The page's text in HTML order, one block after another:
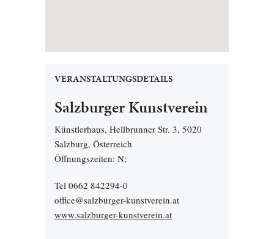
VERANSTALTUNGSDETAILS
Salzburger Kunstverein
Künstlerhaus, Hellbrunner Str. 3, 5020
Salzburg, Österreich
Öffnungszeiten: N;
Tel 0662 842294-0
office@salzburger-kunstverein.at
www.salzburger-kunstverein.at